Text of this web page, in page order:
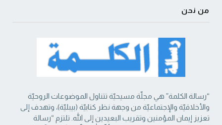
من نحن
“رسالة الكلمة” هي مجلّة مسيحيّة تتناول الموضوعات الروحيّة
والأخلاقيّة والإجتماعيّة من ‏وجهة نظر كتابيّة (بيبليّة)، وتهدف إلى
تعزيز إيمان المؤمنين وتقريب البعيدين إلى الله. تلتزم “رسالة